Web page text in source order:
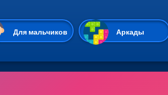
Для мальчиков Аркады
Казуальные Веселые